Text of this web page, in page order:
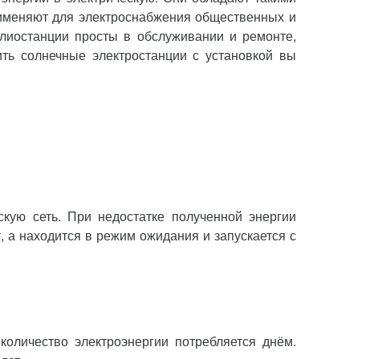
для электроснабжения общественных и
просты в обслуживании и ремонте,
солнечные электростанции с установкой вы
сеть. При недостатке полученной энергии
находится в режим ожидания и запускается с
электроэнергии потребляется днём.